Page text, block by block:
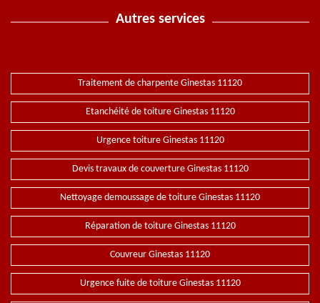
Autres services
Traitement de charpente Ginestas 11120
Etanchéité de toiture Ginestas 11120
Urgence toiture Ginestas 11120
Devis travaux de couverture Ginestas 11120
Nettoyage demoussage de toiture Ginestas 11120
Réparation de toiture Ginestas 11120
Couvreur Ginestas 11120
Urgence fuite de toiture Ginestas 11120